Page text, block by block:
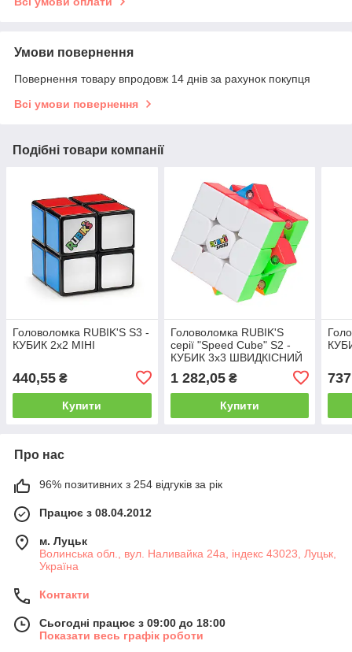
Умови повернення
Повернення товару впродовж 14 днів за рахунок покупця
Всі умови повернення
Подібні товари компанії
Головоломка RUBIK'S S3 -
КУБИК 2х2 МІНІ
440,55 ₴
Купити
Головоломка RUBIK'S
серії "Speed Cube" S2 -
КУБИК 3х3 ШВИДКІСНИЙ
1 282,05₴
Купити
Про нас
96% позитивних з 254 відгуків за рік
Працює з 08.04.2012
м. Луцьк
Волинська обл., вул. Наливайка 24а, індекс 43023, Луцьк,
Україна
Контакти
Сьогодні працює з 09:00 до 18:00
Показати весь графік роботи